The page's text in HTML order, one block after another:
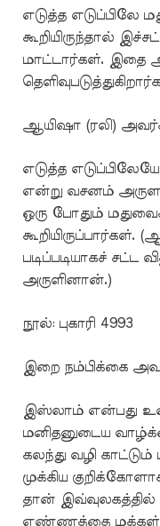
எடுத்த எடுப்பிலே
கூறியிருந்தால்
மாட்டார்கள். இதை
ஆயிஷா (ரலி)
எடுத்த
என்று வசனம்
ஒரு போதும்
படிப்படியாகச் சட்ட
அருளினான்.)
நூல்: புகாரி 4993
இறை நம்பிக்கை
இஸ்லாம் என்பது
மனிதனுடைய
கலந்து வழி
முக்கிய
தான்
எண்ணத்தை மக்கள்